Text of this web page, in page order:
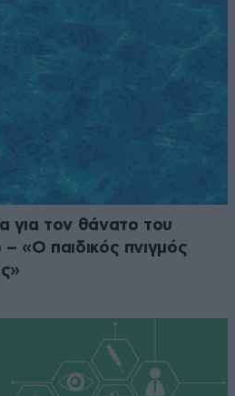
για τον θάνατο του
«Ο παιδικός πνιγμός